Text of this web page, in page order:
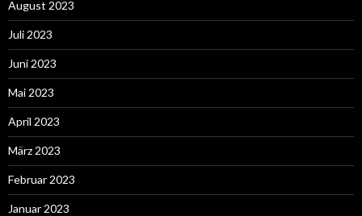
August 2023
Juli 2023
Juni 2023
Mai 2023
April 2023
März 2023
Februar 2023
Januar 2023